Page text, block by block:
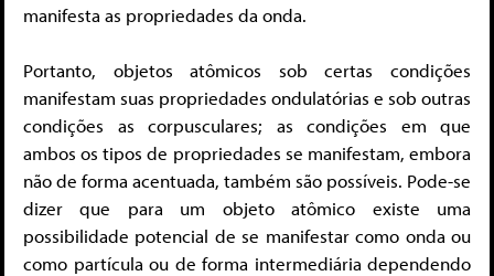
manifesta as propriedades da onda.
Portanto, objetos atômicos sob certas condições
manifestam suas propriedades ondulatórias e sob outras
condições as corpusculares; as condições em que
ambos os tipos de propriedades se manifestam, embora
não de forma acentuada, também são possíveis. Pode-se
dizer que para um objeto atômico existe uma
possibilidade potencial de se manifestar como onda ou
como partícula ou de forma intermediária dependendo